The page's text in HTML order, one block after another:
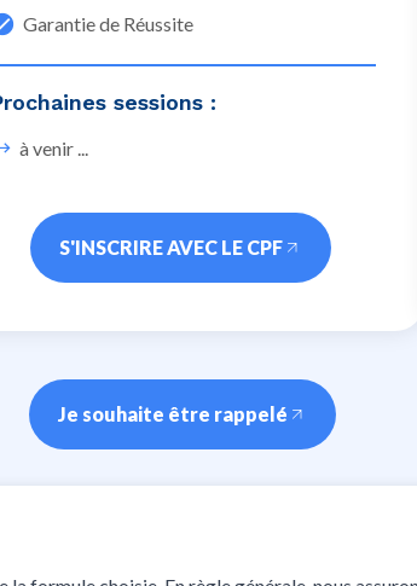
Garantie de Réussite
sessions :
à venir ...
S'INSCRIRE AVEC LE CPF
Je souhaite être rappelé